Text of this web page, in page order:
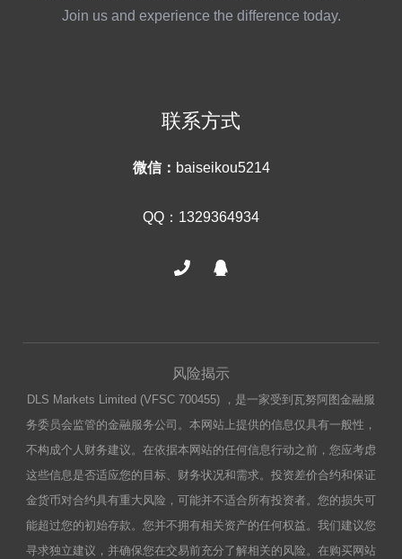
Join us and experience the difference today.
联系方式
微信： baiseikou5214
QQ：1329364934
风险揭示
DLS Markets Limited (VFSC 700455) ，是一家受到瓦努阿图金融服
务委员会监管的金融服务公司。本网站上提供的信息仅具有一般性，
不构成个人财务建议。在依据本网站的任何信息行动之前，您应考虑
这些信息是否适应您的目标、财务状况和需求。投资差价合约和保证
金货币对合约具有重大风险，可能并不适合所有投资者。您的损失可
能超过您的初始存款。您并不拥有相关资产的任何权益。我们建议您
寻求独立建议，并确保您在交易前充分了解相关的风险。在购买网站